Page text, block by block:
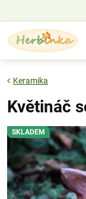
SKLADEM
Keramika
Květináč